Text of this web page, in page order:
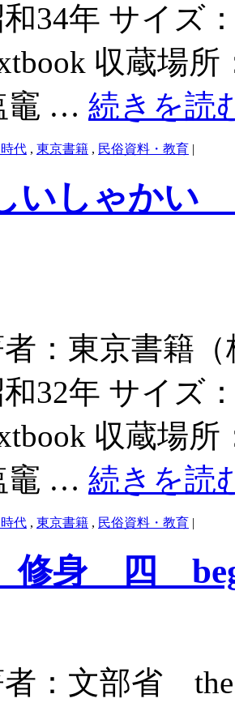
34年 サイズ
収蔵場所
竈 … 続きを読
代 , 東京書籍 , 民俗資料・教育 |
いしゃかい
：東京書籍
32年 サイズ
収蔵場所
竈 … 続きを読
代 , 東京書籍 , 民俗資料・教育 |
身 四
：文部省 the